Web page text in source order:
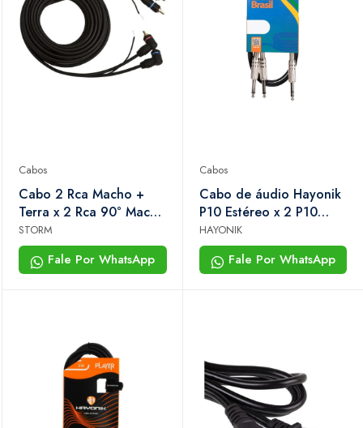
Cabos
Cabo 2 Rca Macho +
Terra x 2 Rca 90° Macho
+ Terra 1,5m Storm
STORM
Fale Por WhatsApp
Cabos
Cabo de áudio Hayonik
P10 Estéreo x 2 P10
Mono 3m Preto Linha
Brasil
HAYONIK
Fale Por WhatsApp